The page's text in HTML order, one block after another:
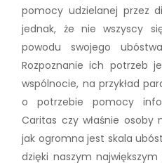
pomocy udzielanej przez
jednak, że nie wszyscy
powodu swojego
Rozpoznanie ich potrzeb
wspólnocie, na przykład
o potrzebie pomocy
Caritas czy właśnie osoby
jak ogromna jest skala
dzięki naszym